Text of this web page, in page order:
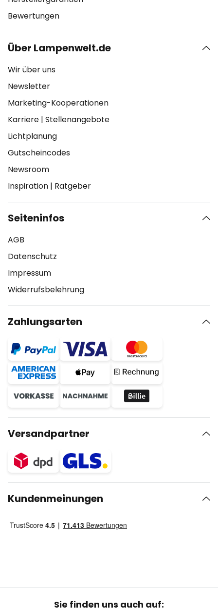
Bewertungen
Über Lampenwelt.de
Wir über uns
Newsletter
Marketing-Kooperationen
Karriere | Stellenangebote
Lichtplanung
Gutscheincodes
Newsroom
Inspiration | Ratgeber
Seiteninfos
AGB
Datenschutz
Impressum
Widerrufsbelehrung
Zahlungsarten
Versandpartner
Kundenmeinungen
Sie finden uns auch auf: